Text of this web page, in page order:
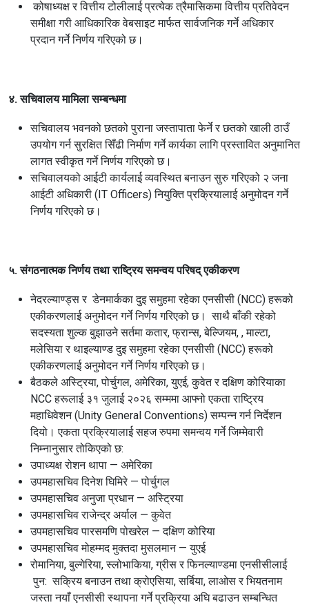
कोषाध्यक्ष र वित्तीय टोलीलाई प्रत्येक त्रैमासिकमा वित्तीय प्रतिवेदन
समीक्षा गरी आधिकारिक वेबसाइट मार्फत सार्वजनिक गर्ने अधिकार
प्रदान गर्ने निर्णय गरिएको छ।
४. सचिवालय मामिला सम्बन्धमा
सचिवालय भवनको छतको पुराना जस्तापाता फेर्ने र छतको खाली ठाउँ
उपयोग गर्न सुरक्षित सिँढी निर्माण गर्ने कार्यका लागि प्रस्तावित अनुमानित
लागत स्वीकृत गर्ने निर्णय गरिएको छ।
सचिवालयको आईटी कार्यलाई व्यवस्थित बनाउन सुरु गरिएको २ जना
आईटी अधिकारी (IT Officers) नियुक्ति प्रक्रियालाई अनुमोदन गर्ने
निर्णय गरिएको छ।
५. संगठनात्मक निर्णय तथा राष्ट्रिय समन्वय परिषद् एकीकरण
नेदरल्याण्ड्स र डेनमार्कका दुइ समुहमा रहेका एनसीसी (NCC) हरूको
एकीकरणलाई अनुमोदन गर्ने निर्णय गरिएको छ। साथै बाँकी रहेको
सदस्यता शुल्क बुझाउने सर्तमा कतार, फ्रान्स, बेल्जियम, , माल्टा,
मलेसिया र थाइल्याण्ड दुइ समुहमा रहेका एनसीसी (NCC) हरूको
एकीकरणलाई अनुमोदन गर्ने निर्णय गरिएको छ।
बैठकले अस्ट्रिया, पोर्चुगल, अमेरिका, युएई, कुवेत र दक्षिण कोरियाका
NCC हरूलाई ३१ जुलाई २०२६ सम्ममा आफ्नो एकता राष्ट्रिय
महाधिवेशन (Unity General Conventions) सम्पन्न गर्न निर्देशन
दियो। एकता प्रक्रियालाई सहज रुपमा समन्वय गर्ने जिम्मेवारी
निम्नानुसार तोकिएको छ:
उपाध्यक्ष रोशन थापा — अमेरिका
उपमहासचिव दिनेश घिमिरे — पोर्चुगल
उपमहासचिव अनुजा प्रधान — अस्ट्रिया
उपमहासचिव राजेन्द्र अर्याल — कुवेत
उपमहासचिव पारसमणि पोखरेल — दक्षिण कोरिया
उपमहासचिव मोहम्मद मुक्तदा मुसलमान — युएई
रोमानिया, बुल्गेरिया, स्लोभाकिया, ग्रीस र फिनल्याण्डमा एनसीसीलाई
पुन: सक्रिय बनाउन तथा क्रोएसिया, सर्बिया, लाओस र भियतनाम
जस्ता नयाँ एनसीसी स्थापना गर्ने प्रक्रिया अघि बढाउन सम्बन्धित